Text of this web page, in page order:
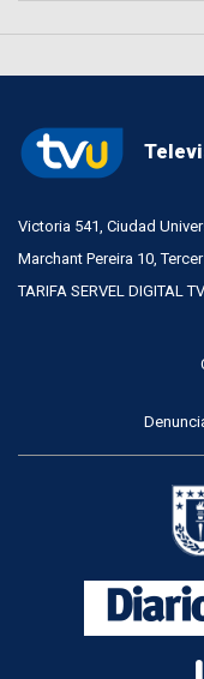
Victoria 541, Ciudad
Marchant Pereira 10,
TARIFA SERVEL DIGITAL